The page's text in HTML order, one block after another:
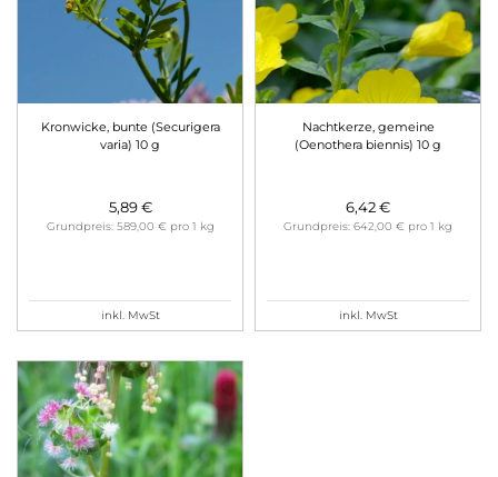
Kronwicke, bunte (Securigera
varia) 10 g
5,89 €
Grundpreis: 589,00 € pro 1 kg
inkl. MwSt
Nachtkerze, gemeine
(Oenothera biennis) 10 g
6,42 €
Grundpreis: 642,00 € pro 1 kg
inkl. MwSt